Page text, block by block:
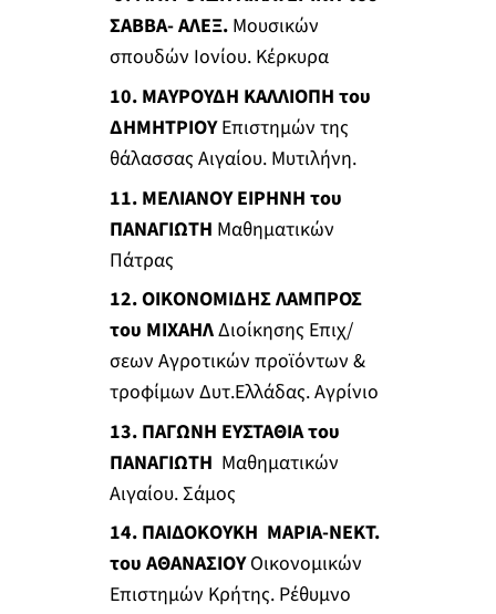
ΣΑΒΒΑ- ΑΛΕΞ.Μουσικών
σπουδών Ιονίου. Κέρκυρα
10. ΜΑΥΡΟΥΔΗ ΚΑΛΛΙΟΠΗ του
ΔΗΜΗΤΡΙΟΥΕπιστημών της
θάλασσας Αιγαίου. Μυτιλήνη.
11. ΜΕΛΙΑΝΟΥ ΕΙΡΗΝΗ του
ΠΑΝΑΓΙΩΤΗ Μαθηματικών
Πάτρας
12. ΟΙΚΟΝΟΜΙΔΗΣ ΛΑΜΠΡΟΣ
του ΜΙΧΑΗΛΔιοίκησης Επιχ/
σεων Αγροτικών προϊόντων &
τροφίμων Δυτ.Ελλάδας. Αγρίνιο
13. ΠΑΓΩΝΗ ΕΥΣΤΑΘΙΑ του
ΠΑΝΑΓΙΩΤΗ Μαθηματικών
Αιγαίου. Σάμος
14. ΠΑΙΔΟΚΟΥΚΗ ΜΑΡΙΑ-ΝΕΚΤ.
του ΑΘΑΝΑΣΙΟΥΟικονομικών
Επιστημών Κρήτης. Ρέθυμνο